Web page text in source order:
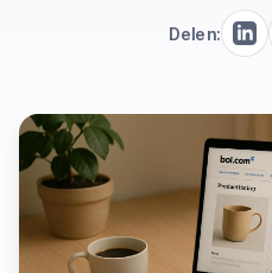
Delen: